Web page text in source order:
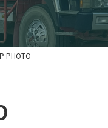
PHOTO